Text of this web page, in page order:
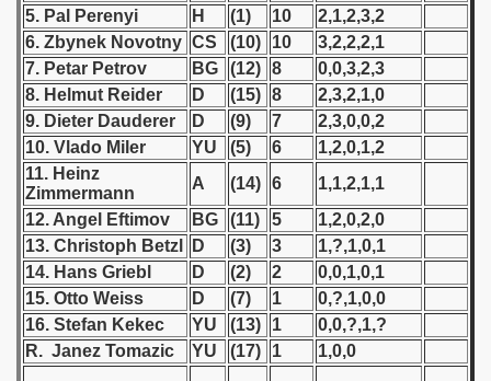
5. Pal Perenyi
H (1) 10
2,1,2,3,2
6. Zbynek Novotny CS (10) 10
3,2,2,2,1
7. Petar Petrov
BG (12) 8
0,0,3,2,3
8. Helmut Reider
D (15) 8
2,3,2,1,0
9. Dieter Dauderer
D (9) 7
2,3,0,0,2
10. Vlado Miler
YU (5) 6
1,2,0,1,2
11. Heinz
Zimmermann
A (14) 6
1,1,2,1,1
12. Angel Eftimov
BG (11) 5
1,2,0,2,0
13. Christoph Betzl
D (3) 3
1,?,1,0,1
14. Hans Griebl
D (2) 2
0,0,1,0,1
15. Otto Weiss
D (7) 1
0,?,1,0,0
16. Stefan Kekec
YU (13) 1
0,0,?,1,?
R. Janez Tomazic
YU (17) 1 1,0,0
1946